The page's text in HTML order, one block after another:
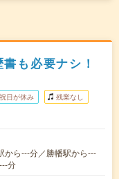
も必要ナシ！
日が休み 残業なし
から---分／勝幡駅から---
分